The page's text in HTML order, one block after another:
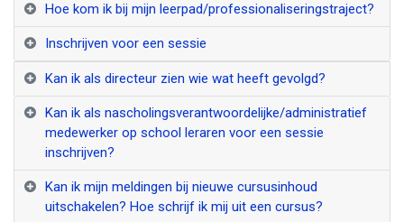
Hoe kom ik bij mijn leerpad/professionaliseringstraject?
Inschrijven voor een sessie
Kan ik als directeur zien wie wat heeft gevolgd?
Kan ik als nascholingsverantwoordelijke/administratief
medewerker op school leraren voor een sessie
inschrijven?
Kan ik mijn meldingen bij nieuwe cursusinhoud
uitschakelen? Hoe schrijf ik mij uit een cursus?